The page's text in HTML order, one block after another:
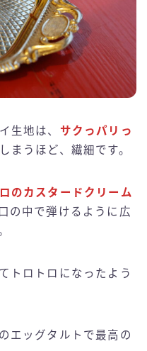
生地は、 サクっパリっ
まうほど、繊細です。
のカスタードクリーム
の中で弾けるように広
トロトロになったよう
エッグタルトで最高の